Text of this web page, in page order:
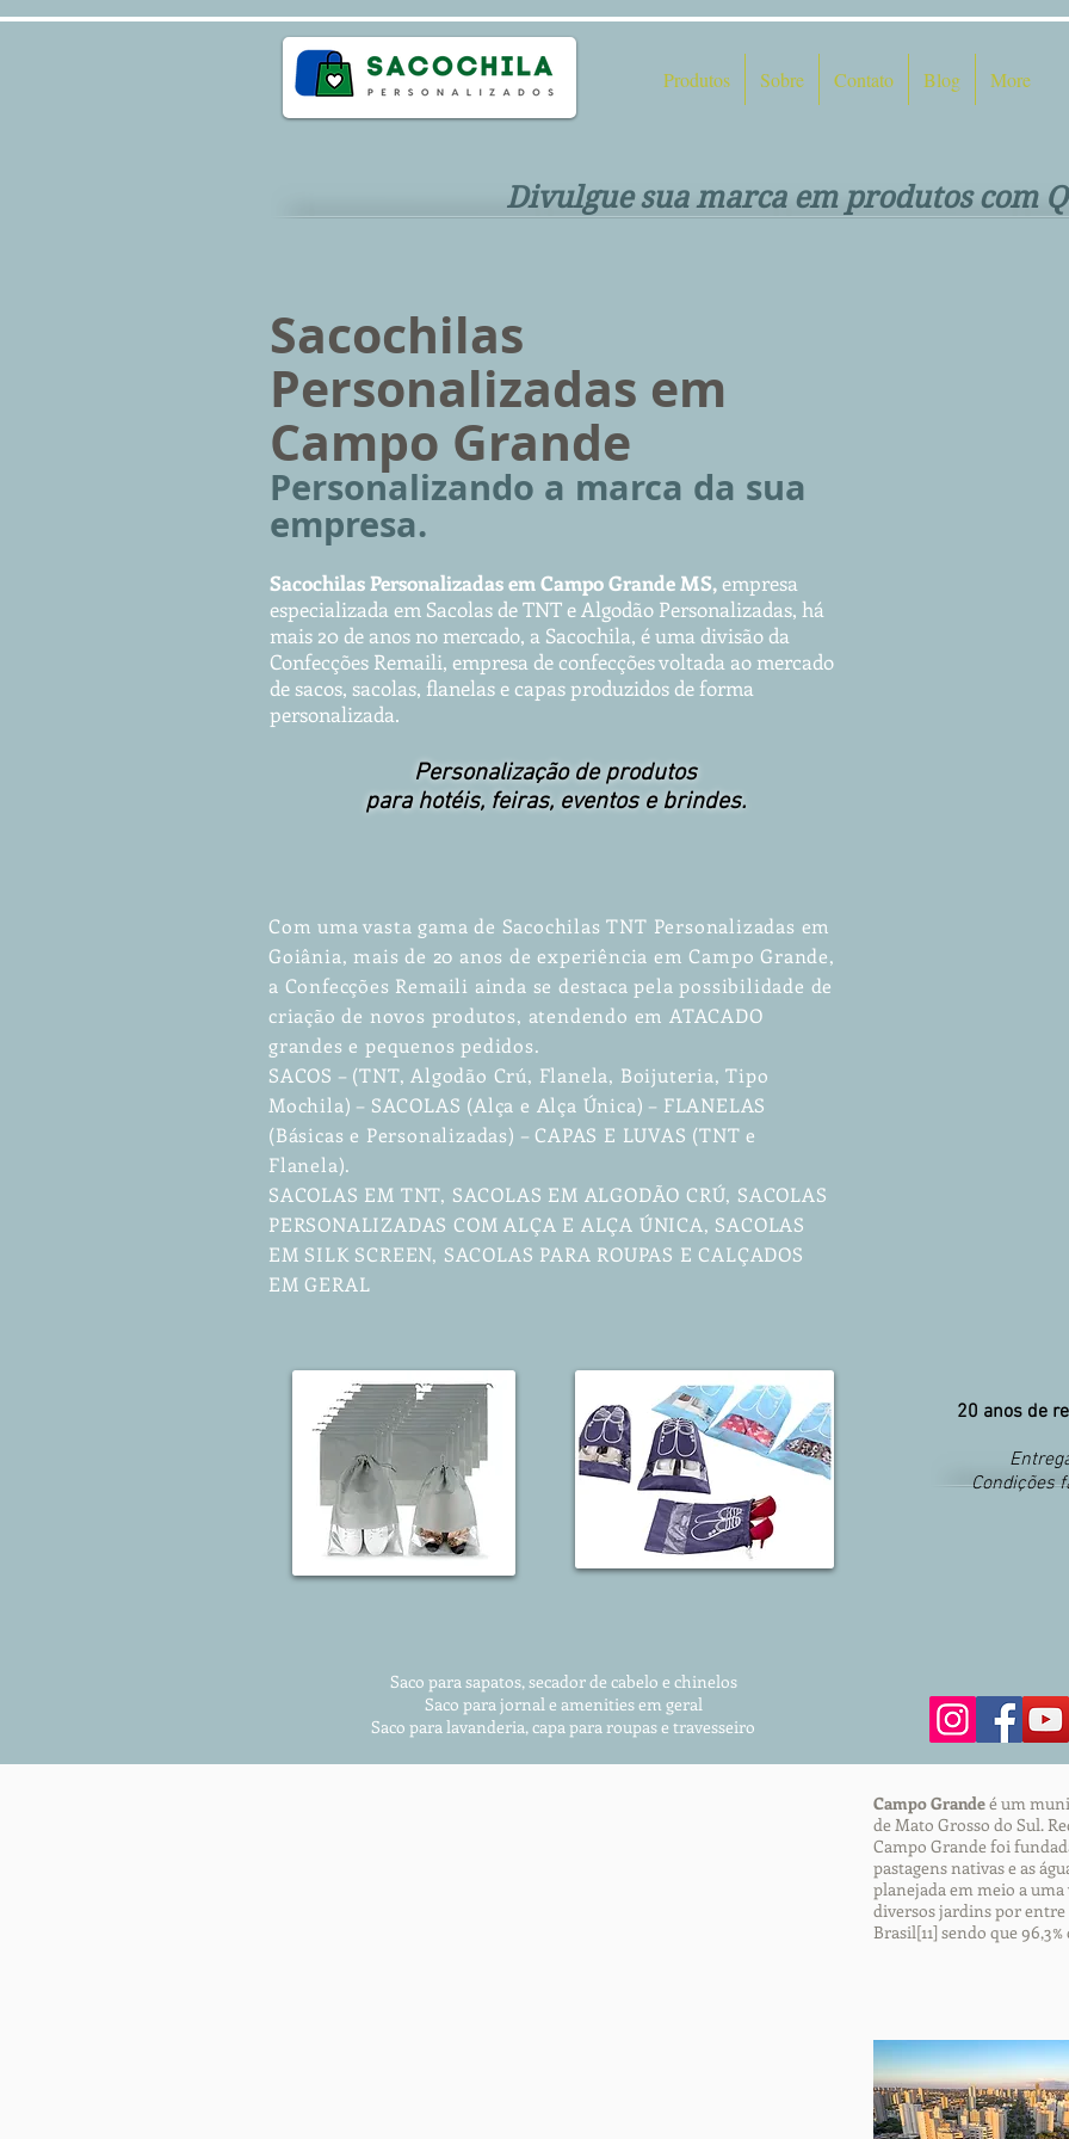
Produtos Sobre Contato Blog More
Divulgue sua marca em produtos com
Sacochilas
Personalizadas em
Campo Grande
Personalizando a marca da sua
empresa.
Sacochilas PersonalizadasemCampo Grande MS,empresa
especializada em Sacolas de TNT e Algodão Personalizadas, há
mais 20 de anos no mercado, a Sacochila, é uma divisão da
Confecções Remaili, empresa de confecções voltada ao mercado
de sacos, sacolas, flanelas e capas produzidos de forma
personalizada.
Personalização de produtos
para hotéis, feiras, eventos e brindes.
Com uma vasta gama de Sacochilas TNT Personalizadas em
Goiânia, mais de 20 anos de experiência em Campo Grande,
a Confecções Remaili ainda se destaca pela possibilidade de
criação de novos produtos, atendendo em ATACADO
grandes e pequenos pedidos.
SACOS – (TNT, Algodão Crú, Flanela, Boijuteria, Tipo
Mochila) – SACOLAS (Alça e Alça Única) – FLANELAS
(Básicas e Personalizadas) – CAPAS E LUVAS (TNT e
Flanela).
SACOLAS EM TNT, SACOLAS EM ALGODÃO CRÚ, SACOLAS
PERSONALIZADAS COM ALÇA E ALÇA ÚNICA, SACOLAS
EM SILK SCREEN, SACOLAS PARA ROUPAS E CALÇADOS
EM GERAL
Saco para sapatos, secador de cabelo e chinelos
Saco para jornal e amenities em geral
Saco para lavanderia, capa para roupase travesseiro
20 anos de
Condições
Campo Grandeé um
de Mato Grosso do Sul.
Campo Grande foi
pastagens nativas e as
planejada em meio a uma
diversos jardins por entre
Brasil[11] sendo que